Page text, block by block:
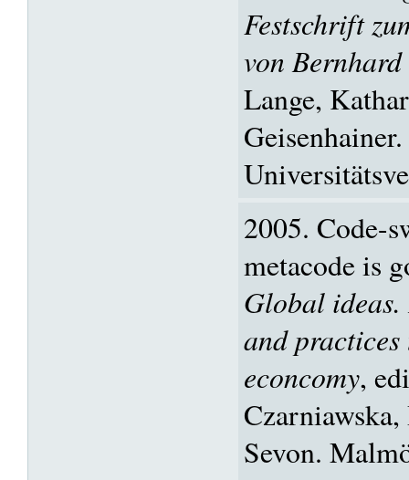
Festschrift
von Bernhard
Lange,
2005. Code-
metacode is
Global
and
econcomy,
Sevon.